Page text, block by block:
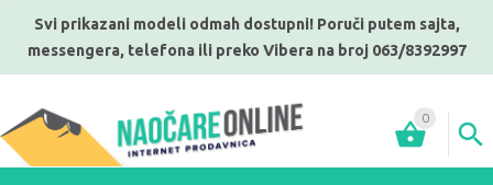
Svi prikazani modeli odmah dostupni! Poruči putem sajta,
messengera, telefona ili preko Vibera na broj 063/8392997
0